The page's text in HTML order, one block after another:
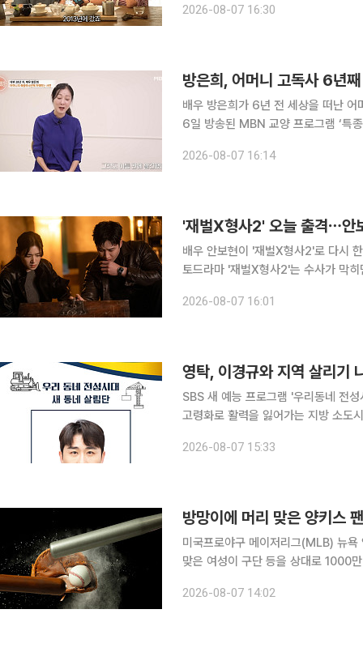
라가 “가장 힘들었던 때는 언제냐”고
2026-08-07 16:30
방은희, 어머니 고독사 6년
배우 방은희가 6년 전 세상을 떠난 어머
6일 방송된 MBN 교양 프로그램 ‘특
했다"고 밝혔다. 두 번째 이혼 이후에
2026-08-07 16:14
'재벌X형사2' 오늘 출격⋯안
배우 안보현이 '재벌X형사2'로 다시 한번 '진이수'
토드라마 '재벌X형사2'는 수사가 막
사 진이수 역을 맡아 코믹과 액션을
2026-08-07 16:01
영탁, 이경규와 지역 살리기
SBS 새 예능 프로그램 '우리동네 전성시대'가 8일 첫 방송
고령화로 활력을 잃어가는 지방 소도
로 출연한다. 이들은 전국 각지를 찾
2026-08-07 15:33
방망이에 머리 맞은 양키스
미국프로야구 메이저리그(MLB) 뉴
맞은 여성이 구단 등을 상대로 1000
트 등 외신에 따르면 스테퍼니 둘루
2026-08-07 14:02